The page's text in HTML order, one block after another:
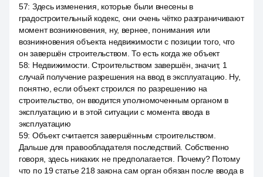
57: Здесь изменения, которые были внесены в
градостроительный кодекс, они очень чётко разграничивают
момент возникновения, ну, вернее, понимания или
возникновения объекта недвижимости с позиции того, что
он завершён строительством. То есть когда же объект
58: Недвижимости. Строительством завершён, значит, 1
случай получение разрешения на ввод в эксплуатацию. Ну,
понятно, если объект строился по разрешению на
строительство, он вводится уполномоченным органом в
эксплуатацию и в этой ситуации с момента ввода в
эксплуатацию
59: Объект считается завершённым строительством.
Дальше для правообладателя последствий. Собственно
говоря, здесь никаких не предполагается. Почему? Потому
что по 19 статье 218 закона сам орган обязан после ввода в